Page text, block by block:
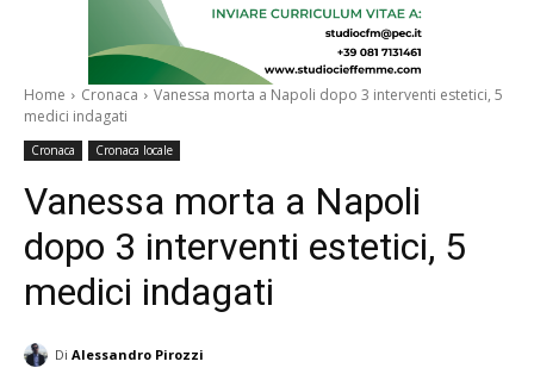
Home Cronaca
Vanessa morta a Napoli dopo 3 interventi estetici, 5
medici indagati
Cronaca Cronaca locale
Vanessa morta a Napoli
dopo 3 interventi estetici, 5
medici indagati
Di Alessandro Pirozzi